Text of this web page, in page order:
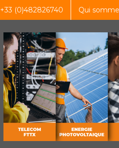
+33 (0)482826740 Qui